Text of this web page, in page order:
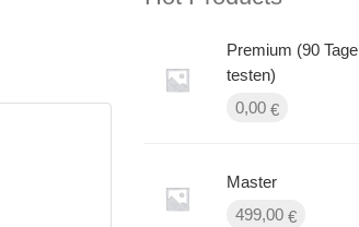
Premium (90 Tage
testen)
0,00 €
Master
499,00 €